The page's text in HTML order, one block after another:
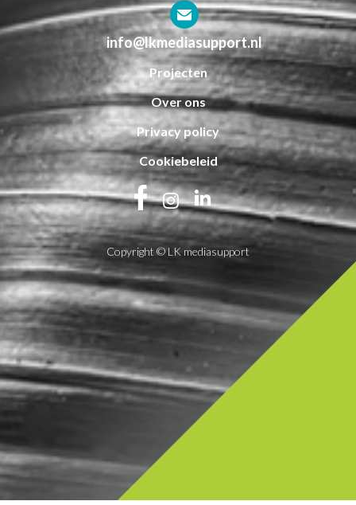
info@lkmediasupport.nl
Projecten
Over ons
Privacy policy
Cookiebeleid
Copyright © LK mediasupport